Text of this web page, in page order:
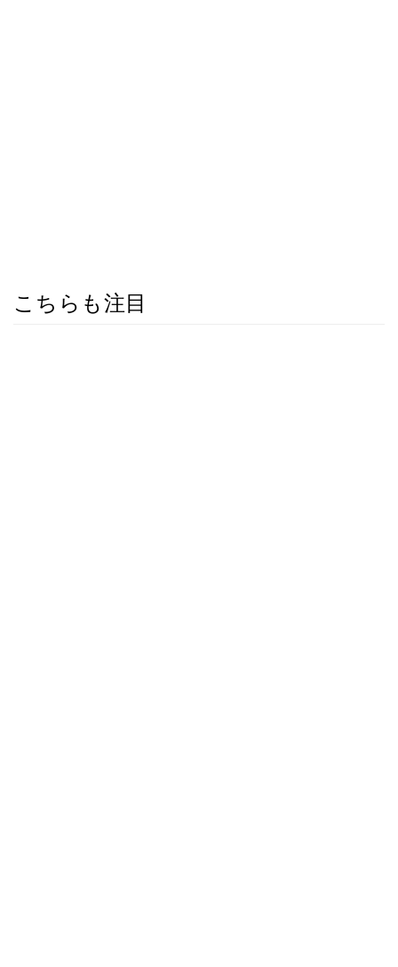
こちらも注目